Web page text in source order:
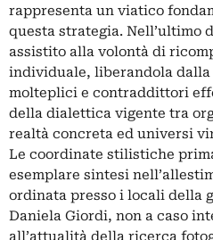
rappresenta un viatico
questa strategia. Nell’ultimo
assistito alla volontà di
individuale, liberandola
molteplici e contraddittori
della dialettica vigente tra
realtà concreta ed universi
Le coordinate stilistiche
esemplare sintesi
ordinata presso i locali della
Daniela Giordi, non a caso
all’attualità della ricerca